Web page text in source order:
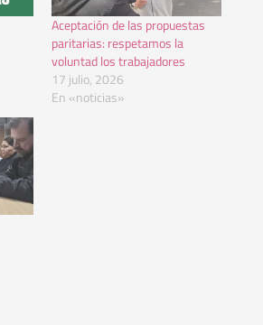
Aceptación de las propuestas
paritarias: respetamos la
voluntad los trabajadores
17 julio, 2026
En «noticias»